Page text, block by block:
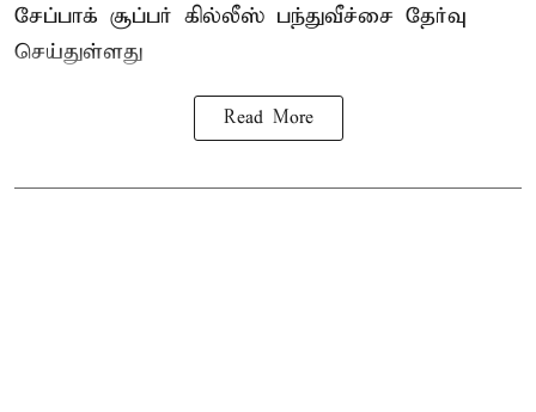
சேப்பாக் சூப்பர் கில்லீஸ் பந்துவீச்சை தேர்வு
செய்துள்ளது
Read More